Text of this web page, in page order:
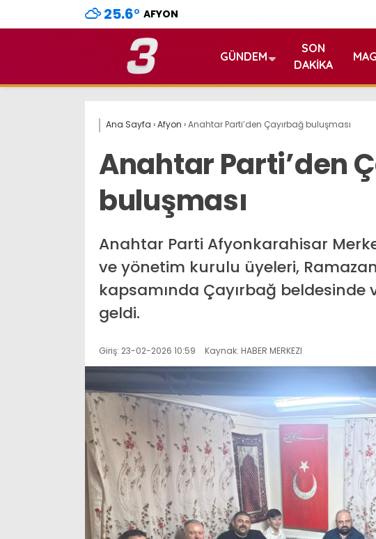
25.6° AFYON
GÜNDEM
SON
DAKIKA
Ana Sayfa ›Afyon ›Anahtar Parti’den Çayırbağ buluşması
Anahtar Parti’den
buluşması
Anahtar Parti Afyonkarahisar
ve yönetim kurulu üyeleri,
kapsamında Çayırbağ
geldi.
Giriş: 23-02-2026 10:59 Kaynak: HABER MERKEZI